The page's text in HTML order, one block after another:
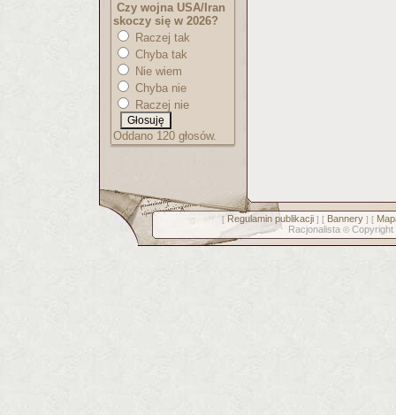
Czy wojna USA/Iran
skoczy się w 2026?
Raczej tak
Chyba tak
Nie wiem
Chyba nie
Raczej nie
Oddano 120 głosów.
[ Regulamin publikacji] [ Bannery] [
Racjonalista © Copyright